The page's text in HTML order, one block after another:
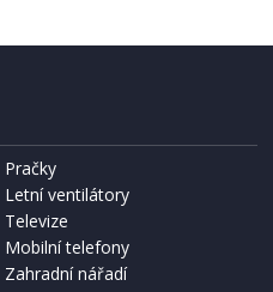
Pračky
Letní ventilátory
Televize
Mobilní telefony
Zahradní nářadí